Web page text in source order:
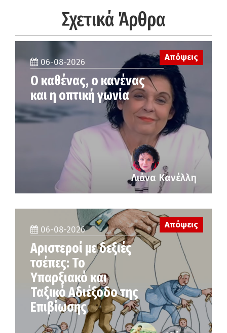
Σχετικά Άρθρα
Απόψεις
06-08-2026
Ο καθένας, ο κανένας
και η οπτική γωνία
Λιάνα Κανέλλη
06-08-2026
Αριστεροί με δεξιές
τσέπες: Το
Υπαρξιακό και
Ταξικό Αδιέξοδο της
Επιβίωσης
Απόψεις